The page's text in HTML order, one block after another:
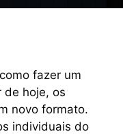
fazer um
de hoje, os
novo formato.
individuais do